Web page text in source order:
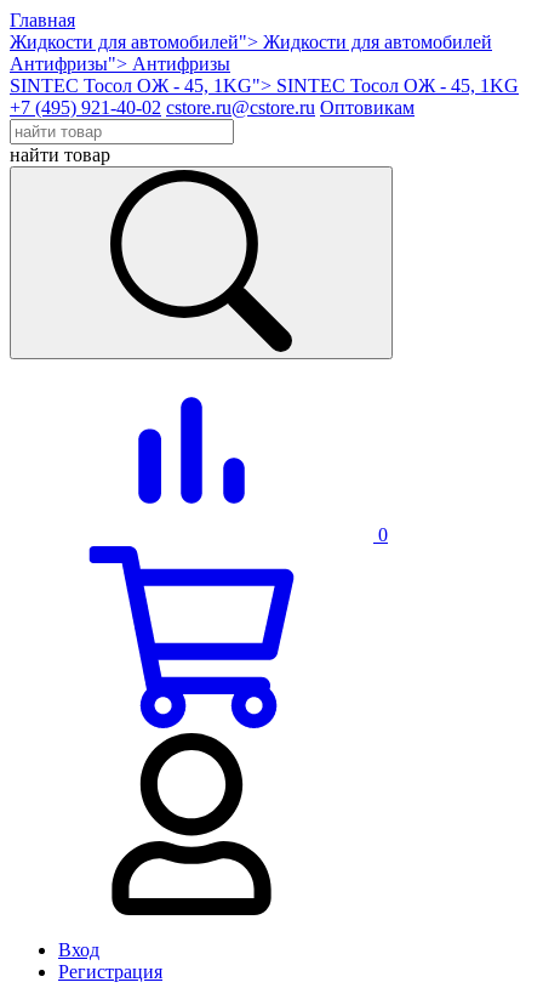
Главная
Жидкости для автомобилей"> Жидкости для автомобилей
Антифризы"> Антифризы
SINTEC Тосол ОЖ - 45, 1KG"> SINTEC Тосол ОЖ - 45, 1KG
+7 (495) 921-40-02 cstore.ru@cstore.ru Оптовикам
найти товар
0
Вход
Регистрация